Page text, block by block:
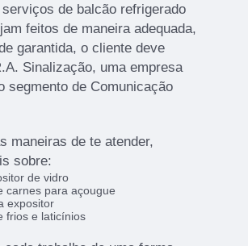
de balcão refrigerado
feitos de maneira adequada,
garantida, o cliente deve
Sinalização, uma empresa
segmento de Comunicação
maneiras de te atender,
sobre:
de vidro
carnes para açougue
expositor
frios e laticínios